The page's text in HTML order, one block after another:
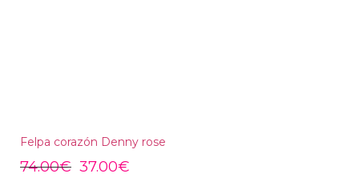
Felpa corazón Denny rose
74.00€ 37.00€